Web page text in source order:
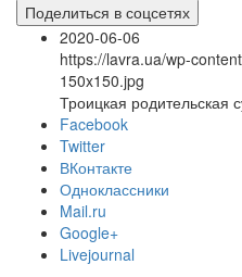
Поделиться в соцсетях
2020-06-06
https://lavra.ua/wp-
150x150.jpg
Троицкая родительская
Facebook
Twitter
ВКонтакте
Одноклассники
Mail.ru
Google+
Livejournal